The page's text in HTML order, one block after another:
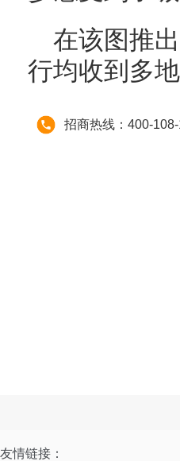
在该图推
行均收到多
招商热线：400-
友情链接：